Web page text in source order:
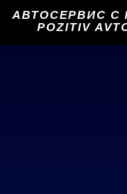
АВТОСЕРВИС С
POZITIV